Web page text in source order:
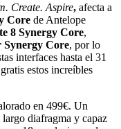
Create. Aspire, afecta a
Core de Antelope
8 Synergy Core,
Synergy Core, por lo
interfaces hasta el 31
estos increíbles
en 499€. Un
diafragma y capaz